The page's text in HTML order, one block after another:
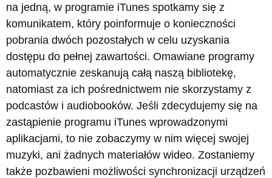
na jedną, w programie iTunes spotkamy się z
komunikatem, który poinformuje o konieczności
pobrania dwóch pozostałych w celu uzyskania
dostępu do pełnej zawartości. Omawiane programy
automatycznie zeskanują całą naszą bibliotekę,
natomiast za ich pośrednictwem nie skorzystamy z
podcastów i audiobooków. Jeśli zdecydujemy się na
zastąpienie programu iTunes wprowadzonymi
aplikacjami, to nie zobaczymy w nim więcej swojej
muzyki, ani żadnych materiałów wideo. Zostaniemy
także pozbawieni możliwości synchronizacji urządzeń